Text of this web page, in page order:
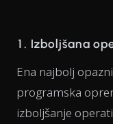
1. Izboljšana
Ena najbolj
programska
izboljšanje